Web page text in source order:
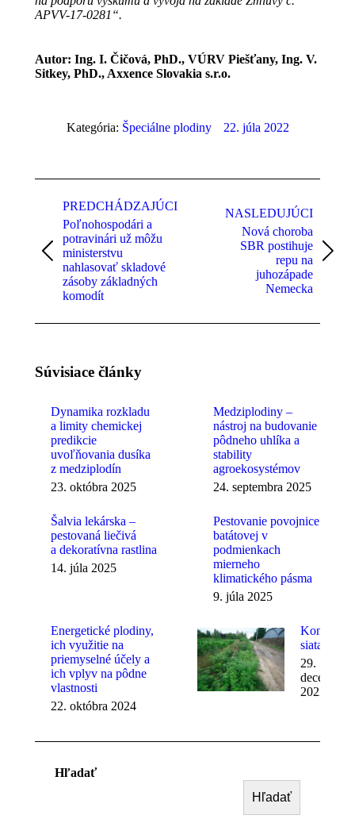
APVV-17-0281“.
Autor: Ing. I. Čičová, PhD., VÚRV Piešťany, Ing. V.
Sitkey, PhD., Axxence Slovakia s.r.o.
Kategória: Špeciálne plodiny 22. júla 2022
navigation
PREDCHÁDZAJÚCI
Previous
post:
Poľnohospodári a
potravinári už môžu
ministerstvu
nahlasovať skladové
zásoby základných
komodít
NASLEDUJÚCI
Nová choroba
SBR postihuje
repu na
juhozápade
Nemecka
Súvisiace články
Dynamika rozkladu
a limity chemickej
predikcie
uvoľňovania dusíka
z medziplodín
23. októbra 2025
Medziplodiny –
nástroj na budovanie
pôdneho uhlíka a
stability
agroekosystémov
24. septembra 2025
Šalvia lekárska –
pestovaná liečivá
a dekoratívna rastlina
14. júla 2025
Pestovanie povojnice
batátovej v
podmienkach
mierneho
klimatického pásma
9. júla 2025
Energetické plodiny,
ich využitie na
priemyselné účely a
ich vplyv na pôdne
vlastnosti
22. októbra 2024
Konopa
siata (I)
29.
decembra
2022
Hľadať
Hľadať